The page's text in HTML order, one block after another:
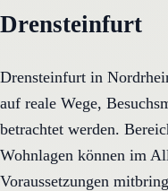
Drensteinfurt
Drensteinfurt in
auf reale Wege,
betrachtet werden.
Wohnlagen können im
Voraussetzungen